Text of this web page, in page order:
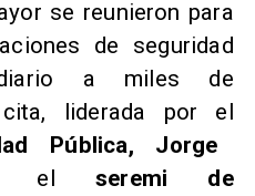
se reunieron para
de seguridad
a miles de
liderada por el
Pública, Jorge
el seremi de